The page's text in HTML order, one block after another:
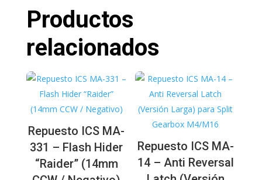
Productos
relacionados
Repuesto ICS MA-
331 – Flash Hider
“Raider” (14mm
Repuesto ICS MA-
14 – Anti Reversal